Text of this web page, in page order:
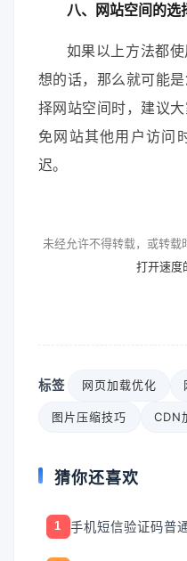
八、网站空间的选
如果以上方法都
想的话，那么就可能
择网站空间时，建议
免网站其他用户访问
迟。
未经允许不得转载，或转载
打开速度
标签 网页加载优化
图片压缩技巧 CDN
猜你还喜欢
1 手机短信验证码普